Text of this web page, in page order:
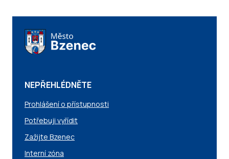
NEPŘEHLÉDNĚTE
Prohlášení o přístupnosti
Potřebuji vyřídit
Zažijte Bzenec
Interní zóna